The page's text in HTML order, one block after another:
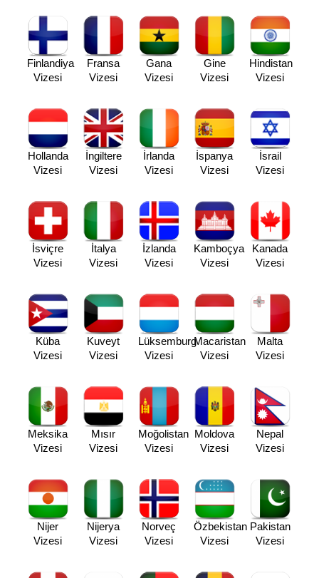
Finlandiya
Vizesi
Fransa
Vizesi
Gana
Vizesi
Gine
Vizesi
Hindistan
Vizesi
Hollanda
Vizesi
İngiltere
Vizesi
İrlanda
Vizesi
İspanya
Vizesi
İsrail
Vizesi
İsviçre
Vizesi
İtalya
Vizesi
İzlanda
Vizesi
Kamboçya
Vizesi
Kanada
Vizesi
Küba
Vizesi
Kuveyt
Vizesi
Lüksemburg
Vizesi
Macaristan
Vizesi
Malta
Vizesi
Meksika
Vizesi
Mısır
Vizesi
Moğolistan
Vizesi
Moldova
Vizesi
Nepal
Vizesi
Nijer
Vizesi
Nijerya
Vizesi
Norveç
Vizesi
Özbekistan
Vizesi
Pakistan
Vizesi